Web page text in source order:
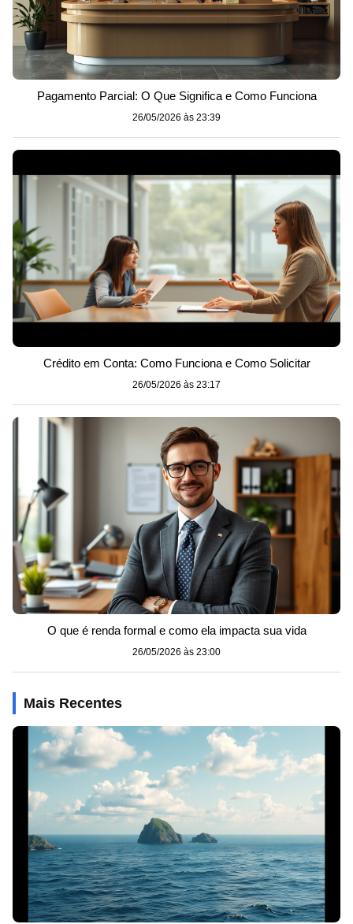
Pagamento Parcial: O Que Significa e Como Funciona
26/05/2026 às 23:39
Crédito em Conta: Como Funciona e Como Solicitar
26/05/2026 às 23:17
O que é renda formal e como ela impacta sua vida
26/05/2026 às 23:00
Mais Recentes